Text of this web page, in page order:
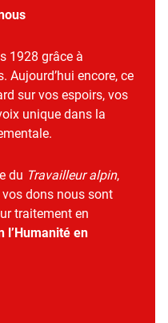
1928 grâce à
Aujourd’hui encore, ce
sur vos espoirs, vos
unique dans la
du Travailleur alpin,
dons nous sont
traitement en
l’Humanité en